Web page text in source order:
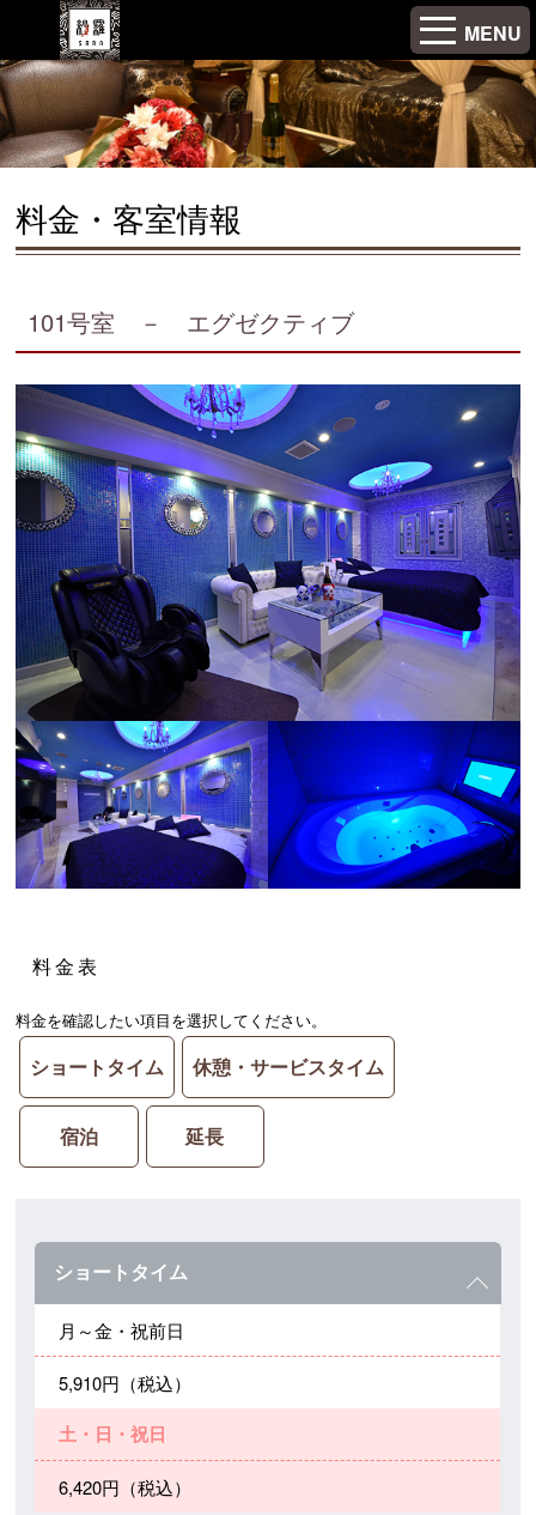
MENU
料金・客室情報
101号室 － エグゼクティブ
料金表
料金を確認したい項目を選択してください。
ショートタイム 休憩・サービスタイム
宿泊 延長
ショートタイム
月～金・祝前日
5,910円（税込）
土・日・祝日
6,420円（税込）